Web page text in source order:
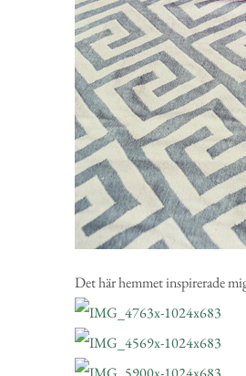
Det här hemmet inspirerade